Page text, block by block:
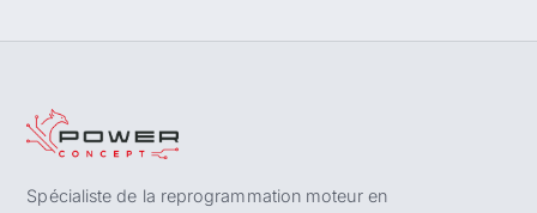
Spécialiste de la reprogrammation moteur en